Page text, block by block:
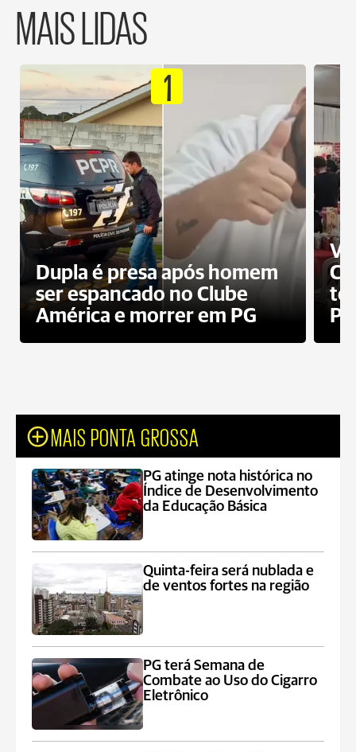
MAIS LIDAS
1
Dupla é presa após homem
ser espancado no Clube
América e morrer em PG
PG
MAIS PONTA GROSSA
PG atinge nota histórica no
Índice de Desenvolvimento
da Educação Básica
Quinta-feira será nublada e
de ventos fortes na região
PG terá Semana de
Combate ao Uso do Cigarro
Eletrônico